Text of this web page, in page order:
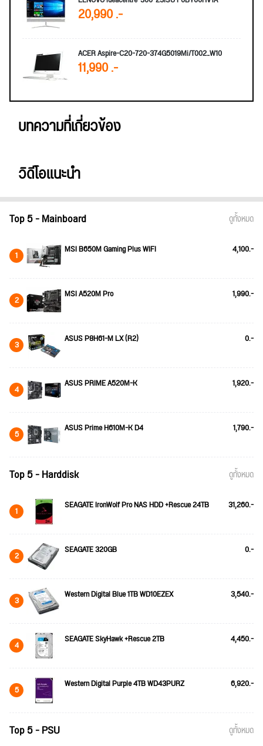
20,990 .-
ACER Aspire-C20-720-374G5019Mi/T002_W10
11,990 .-
บทความที่เกี่ยวข้อง
วิดีโอแนะนำ
Top 5 - Mainboard ดูทั้งหมด
1 MSI B650M Gaming Plus WIFI 4,100.-
2 MSI A520M Pro 1,990.-
3 ASUS P8H61-M LX (R2) 0.-
4 ASUS PRIME A520M-K 1,920.-
5 ASUS Prime H610M-K D4 1,790.-
Top 5 - Harddisk ดูทั้งหมด
1 SEAGATE IronWolf Pro NAS HDD +Rescue 24TB 31,260.-
2 SEAGATE 320GB 0.-
3 Western Digital Blue 1TB WD10EZEX 3,540.-
4 SEAGATE SkyHawk +Rescue 2TB 4,450.-
5 Western Digital Purple 4TB WD43PURZ 6,920.-
Top 5 - PSU ดูทั้งหมด